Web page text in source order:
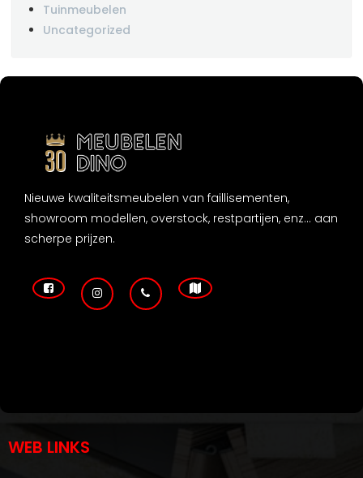
Tuinmeubelen
Uncategorized
Nieuwe kwaliteitsmeubelen van faillisementen,
showroom modellen, overstock, restpartijen, enz... aan
scherpe prijzen.
WEB LINKS